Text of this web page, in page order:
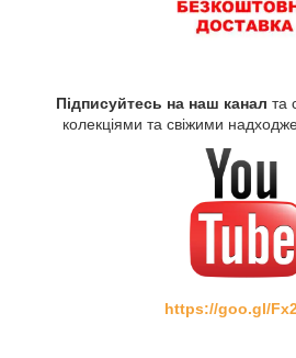
Підписуйтесь на наш канал та
колекціями та свіжими
https://goo.gl/